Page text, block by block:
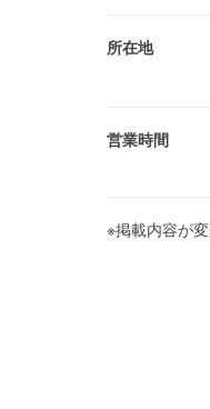
所在地
営業時間
※掲載内容が